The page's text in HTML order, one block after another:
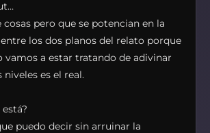
pero que se potencian en la
los dos planos del relato porque
a estar tratando de adivinar
es el real.
puedo decir sin arruinar la